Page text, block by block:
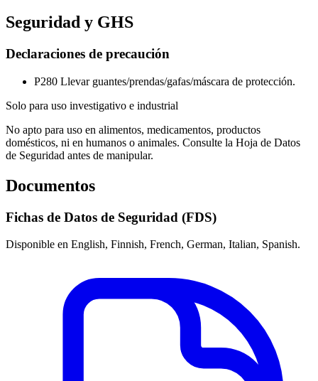
Seguridad y GHS
Declaraciones de precaución
P280 Llevar guantes/prendas/gafas/máscara de protección.
Solo para uso investigativo e industrial
No apto para uso en alimentos, medicamentos, productos
domésticos, ni en humanos o animales. Consulte la Hoja de Datos
de Seguridad antes de manipular.
Documentos
Fichas de Datos de Seguridad (FDS)
Disponible en English, Finnish, French, German, Italian, Spanish.